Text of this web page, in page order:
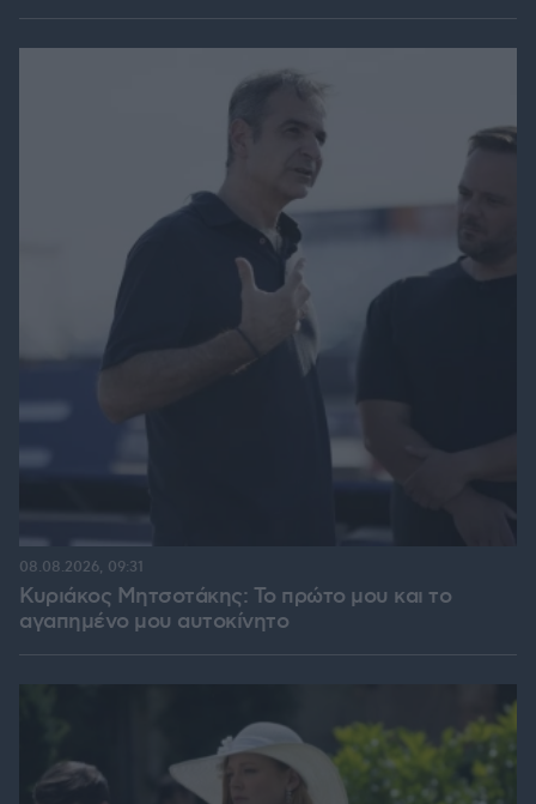
Κυριάκος Μητσοτάκης: Το πρώτο μου και το
αγαπημένο μου αυτοκίνητο
08.08.2026, 09:31